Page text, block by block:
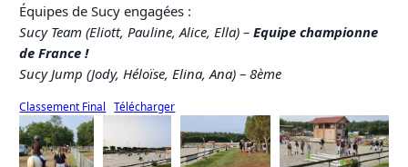
Équipes de Sucy engagées :
Sucy Team (Eliott, Pauline, Alice, Ella) –Equipe championne
de France !
Sucy Jump (Jody, Héloïse, Elina, Ana) –8ème
Classement Final Télécharger